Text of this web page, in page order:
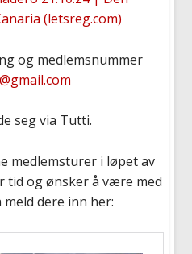
(letsreg.com)
og medlemsnummer
seg via Tutti.
medlemsturer i løpet av
tid og ønsker å være med
dere inn her: